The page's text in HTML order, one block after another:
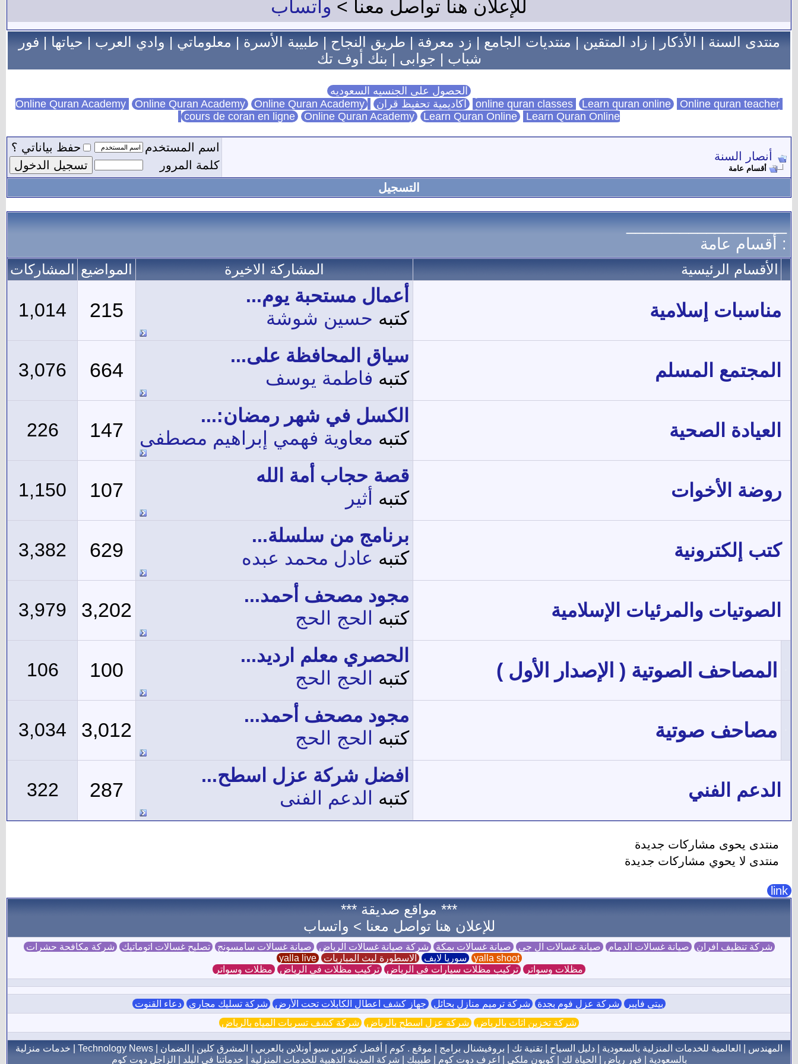
للإعلان هنا تواصل معنا > واتساب
منتدى السنة|الأذكار|زاد المتقين|منتديات الجامع|زد معرفة|طريق النجاح|طبيبة الأسرة|معلوماتي|وادي العرب|حياتها|فور
شباب | جوابى | بنك أوف تك
الحصول على الجنسيه السعوديه
Learn quran online Online quran teacher اكاديمية تحفيظ قران Online Quran Academy Online Quran Academy
cours de coran en ligne Online Quran Academy Learn Quran Online Learn Quran Online
أنصار السنة
أقسام عامة
اسم المستخدم
حفظ بياناتي ؟
كلمة المرور
التسجيل
__________________
: أقسام عامة
الأقسام الرئيسية المشاركة الاخيرة المواضيع المشاركات
مناسبات إسلامية
أعمال مستحبة يوم...
كتبه حسين شوشة 215
1,014
المجتمع المسلم
سياق المحافظة على...
كتبه فاطمة يوسف 664
3,076
العيادة الصحية
الكسل في شهر رمضان:...
كتبه معاوية فهمي إبراهيم مصطفى 147
226
روضة الأخوات
قصة حجاب أمة الله
كتبه أثير 107
1,150
كتب إلكترونية
برنامج من سلسلة...
كتبه عادل محمد عبده 629
3,382
الصوتيات والمرئيات الإسلامية
مجود مصحف أحمد...
كتبه
الحج الحج 3,202
3,979
المصاحف الصوتية ( الإصدار الأول )
الحصري معلم ارديد...
كتبه
الحج الحج 100
106
مصاحف صوتية
مجود مصحف أحمد...
كتبه
الحج الحج 3,012
3,034
الدعم الفني
افضل شركة عزل اسطح...
كتبه
الدعم الفنى 287
322
منتدى يحوى مشاركات جديدة
منتدى لا يحوي مشاركات جديدة
link
*** مواقع صديقة ***
للإعلان هنا تواصل معنا > واتساب
شركة تنظيف افران صيانة غسالات الدمام صيانة غسالات ال جي صيانة غسالات بمكة شركة صيانة غسالات الرياض صيانة غسالات سامسونج تصليح غسالات اتوماتيك شركة مكافحة حشرات
yalla shoot
سوريا لايف الاسطورة لبث المباريات yalla live
مظلات وسواتر تركيب مظلات سيارات في الرياض تركيب مظلات في الرياض مظلات وسواتر
بيتي فايبر شركة عزل فوم بجدة شركة ترميم منازل بحائل جهاز كشف اعطال الكابلات تحت الأرض شركة تسليك مجاري دعاء القنوت
شركة تخزين اثاث بالرياض شركة عزل اسطح بالرياض شركة كشف تسربات المياه بالرياض
المهندس العالمية للخدمات المنزلية بالسعودية دليل السياح تقنية تك بروفيشنال برامج موقع . كوم أفضل كورس سيو أونلاين بالعربي المشرق كلين الضمان Technology News
خدمات منزلية
بالسعودية
فور رياض الحياة لك |كوبون ملكي اعرف دوت كوم طبيبك شركة المدينة الذهبية للخدمات المنزلية خدماتنا فى البلد الزاجل دوت كوم